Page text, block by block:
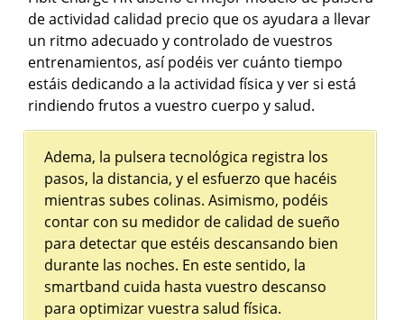
de actividad calidad precio que os ayudara a llevar
un ritmo adecuado y controlado de vuestros
entrenamientos, así podéis ver cuánto tiempo
estáis dedicando a la actividad física y ver si está
rindiendo frutos a vuestro cuerpo y salud.
Adema, la pulsera tecnológica registra los
pasos, la distancia, y el esfuerzo que hacéis
mientras subes colinas. Asimismo, podéis
contar con su medidor de calidad de sueño
para detectar que estéis descansando bien
durante las noches. En este sentido, la
smartband cuida hasta vuestro descanso
para optimizar vuestra salud física.